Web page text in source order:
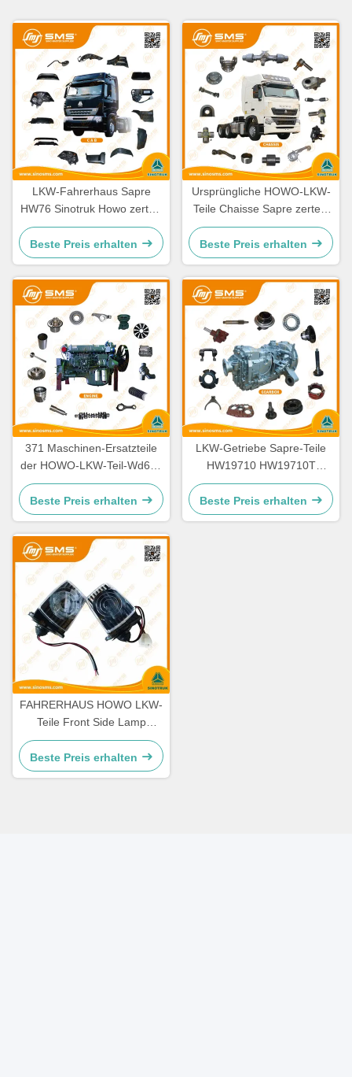
LKW-Fahrerhaus Sapre
HW76 Sinotruk Howo zerteilt
Ersatzteile Cabine
Beste Preis erhalten
Ursprüngliche HOWO-LKW-
Teile Chaisse Sapre zerteilt
Standardgröße
Beste Preis erhalten
371 Maschinen-Ersatzteile
der HOWO-LKW-Teil-Wd615
336 Maschinen-Ersatzteile
Beste Preis erhalten
LKW-Getriebe Sapre-Teile
HW19710 HW19710T
HW19712 Sinotruk Howo
Beste Preis erhalten
FAHRERHAUS HOWO LKW-
Teile Front Side Lamp
WG9719790005/0008
Beste Preis erhalten